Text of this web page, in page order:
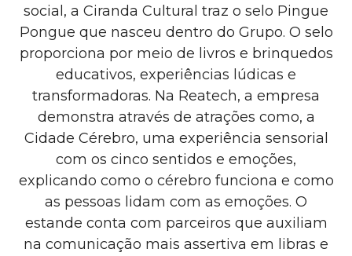
social, a Ciranda Cultural traz o selo Pingue
Pongue que nasceu dentro do Grupo. O selo
proporciona por meio de livros e brinquedos
educativos, experiências lúdicas e
transformadoras. Na Reatech, a empresa
demonstra através de atrações como, a
Cidade Cérebro, uma experiência sensorial
com os cinco sentidos e emoções,
explicando como o cérebro funciona e como
as pessoas lidam com as emoções. O
estande conta com parceiros que auxiliam
na comunicação mais assertiva em libras e